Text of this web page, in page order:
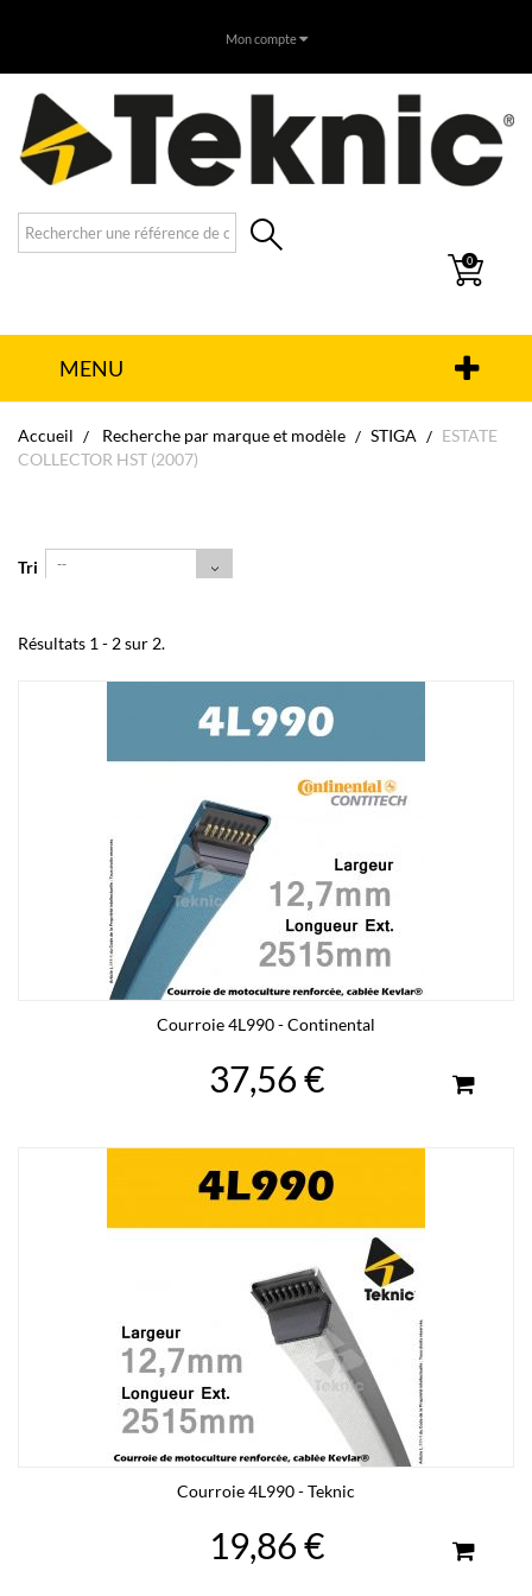
Mon compte
0
MENU
Accueil Recherche par marque et modèle STIGA
ESTATE
COLLECTOR HST (2007)
Tri --
Résultats 1 - 2 sur 2.
Courroie 4L990 - Continental
37,56 €
Courroie 4L990 - Teknic
19,86 €